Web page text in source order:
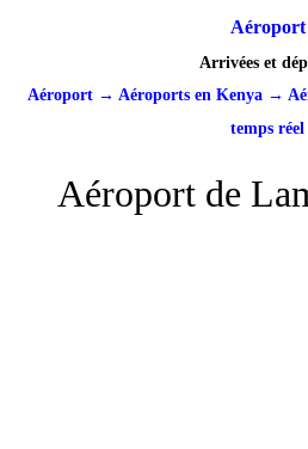
Aéroport
Arrivées et
Aéroport → Aéroports en Kenya →
temps réel
Aéroport de